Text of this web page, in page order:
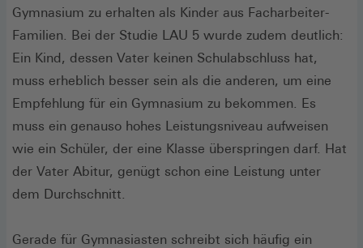
Gymnasium zu erhalten als Kinder aus Facharbeiter-
Familien. Bei der Studie LAU 5 wurde zudem deutlich:
Ein Kind, dessen Vater keinen Schulabschluss hat,
muss erheblich besser sein als die anderen, um eine
Empfehlung für ein Gymnasium zu bekommen. Es
muss ein genauso hohes Leistungsniveau aufweisen
wie ein Schüler, der eine Klasse überspringen darf. Hat
der Vater Abitur, genügt schon eine Leistung unter
dem Durchschnitt.
Gerade für Gymnasiasten schreibt sich häufig ein